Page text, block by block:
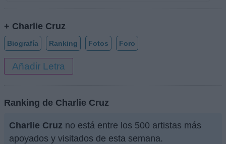
+ Charlie Cruz
Biografía Ranking Fotos Foro
Añadir Letra
Ranking de Charlie Cruz
Charlie Cruz no está entre los 500 artistas más
apoyados y visitados de esta semana.